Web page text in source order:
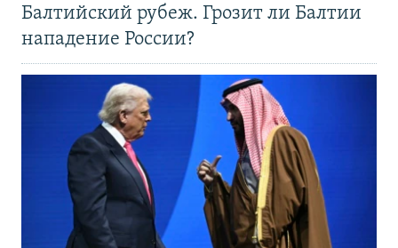
Балтийский рубеж. Грозит ли Балтии
нападение России?